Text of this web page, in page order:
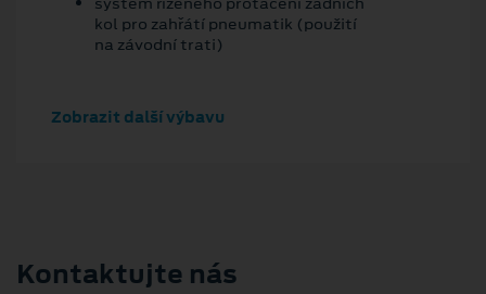
kol pro zahřátí pneumatik (použití
na závodní trati)
Zobrazit další výbavu
Kontaktujte nás